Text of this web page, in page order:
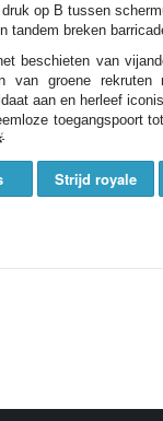
op B tussen
breken
beschieten van
van groene
aan en herleef
toegangspoort
Strijd royale